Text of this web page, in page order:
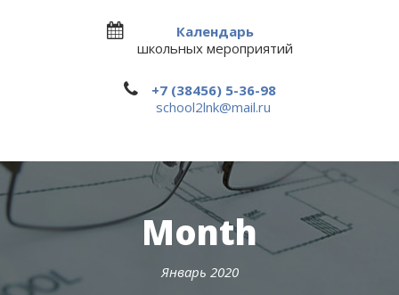
Календарь
школьных мероприятий
+7 (38456) 5-36-98
school2lnk@mail.ru
Month
Январь 2020